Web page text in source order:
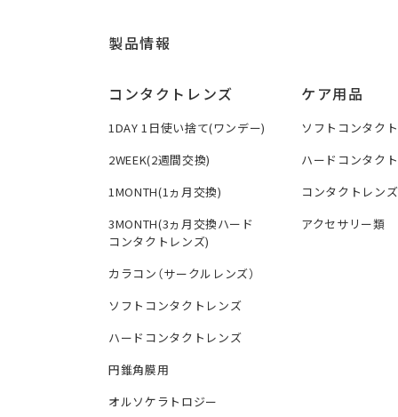
製品情報
コンタクトレンズ
1DAY 1日使い捨て(ワンデー)
2WEEK(2週間交換)
1MONTH(1ヵ月交換)
3MONTH(3ヵ月交換ハード
コンタクトレンズ)
カラコン（サークルレンズ）
ソフトコンタクトレンズ
ハードコンタクトレンズ
円錐角膜用
オルソケラトロジー
ケア用品
ソフトコンタク
ハードコンタク
コンタクトレン
アクセサリー類